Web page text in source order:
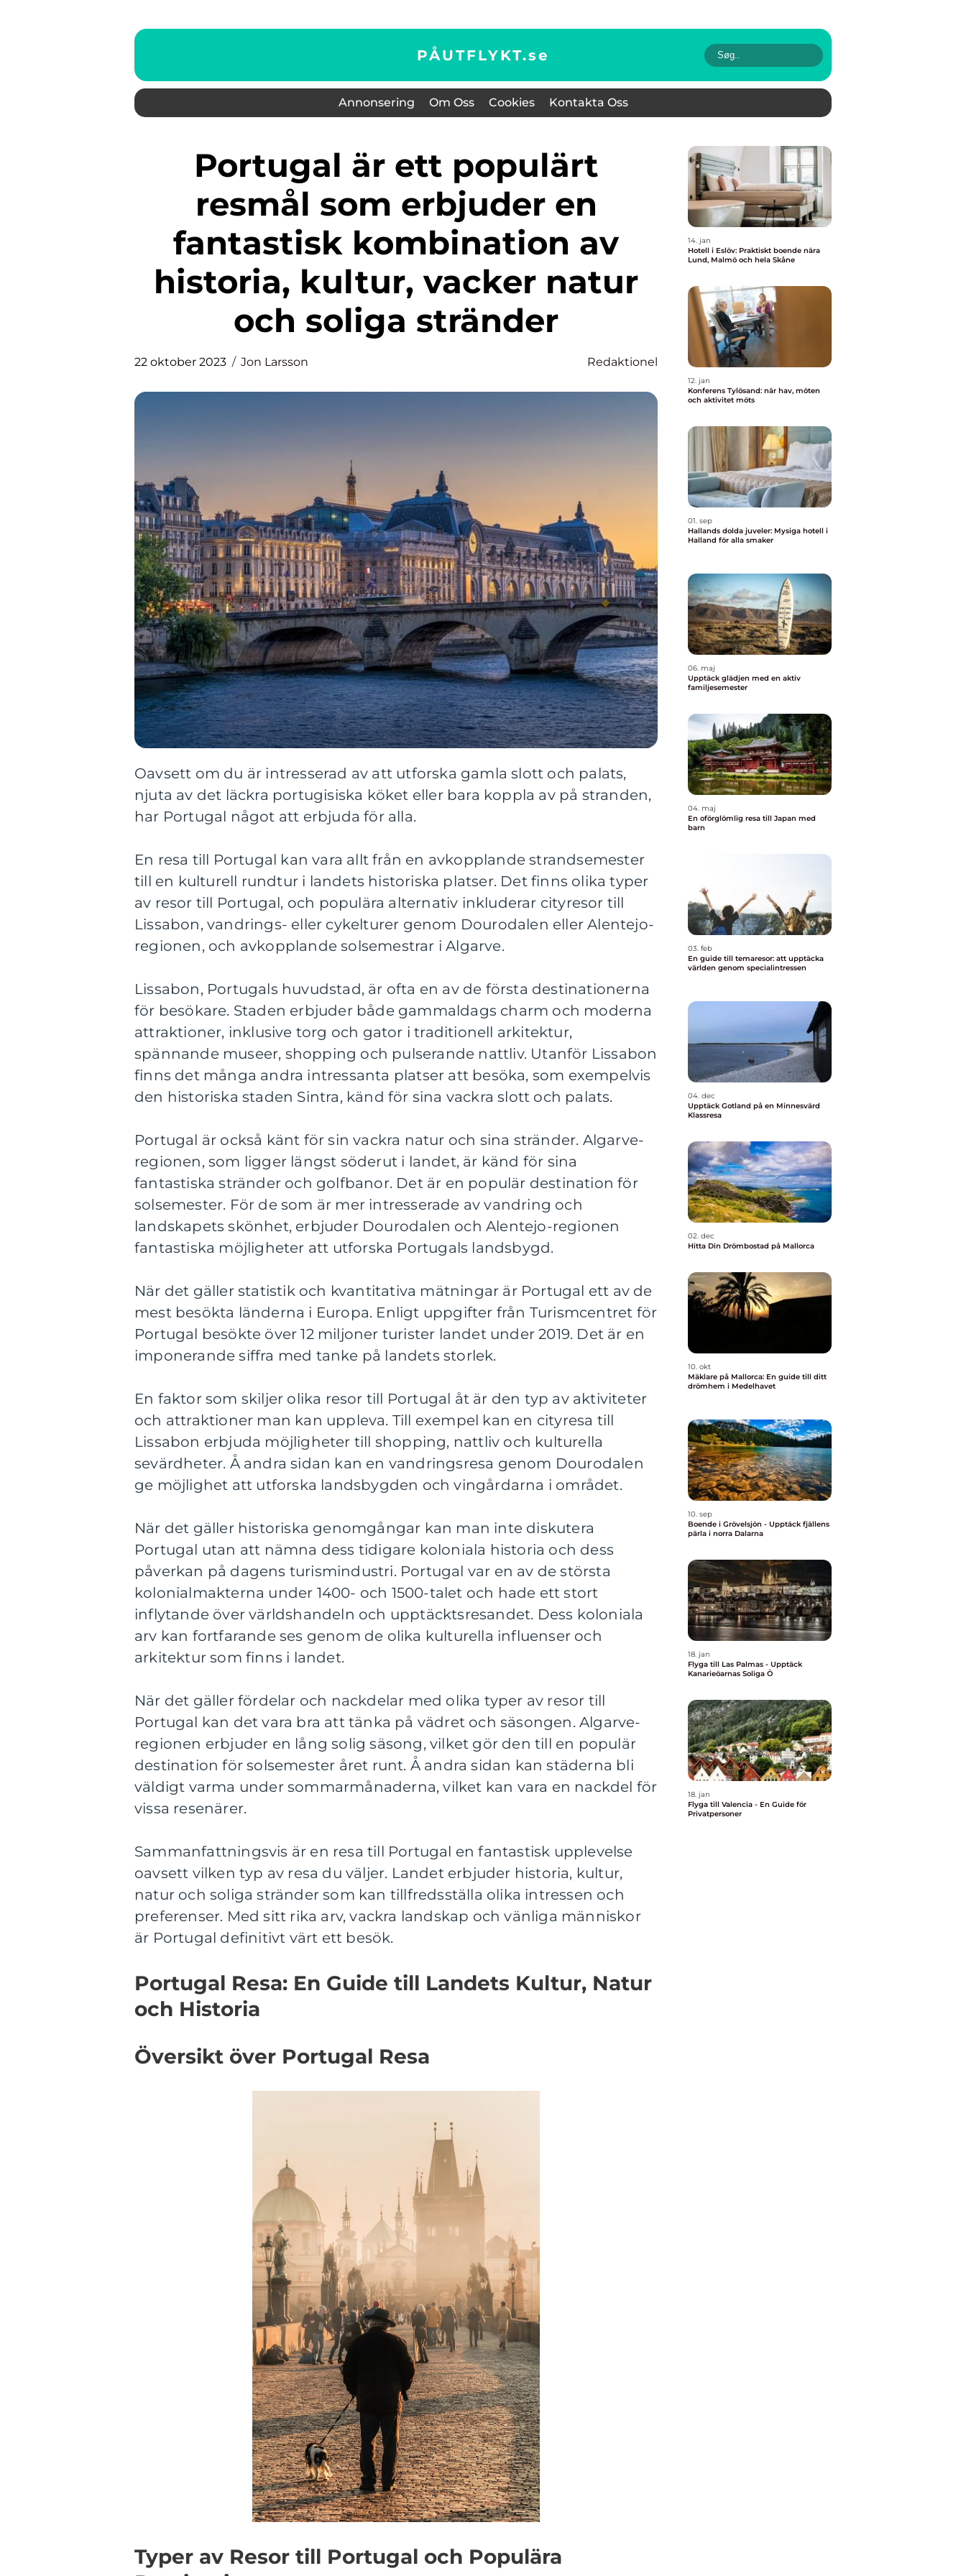
PÅUTFLYKT.se
Annonsering Om Oss Cookies Kontakta Oss
Portugal är ett populärt
resmål som erbjuder en
fantastisk kombination av
historia, kultur, vacker natur
och soliga stränder
22 oktober 2023 Jon Larsson Redaktionel
Oavsett om du är intresserad av att utforska gamla slott och palats,
njuta av det läckra portugisiska köket eller bara koppla av på stranden,
har Portugal något att erbjuda för alla.
En resa till Portugal kan vara allt från en avkopplande strandsemester
till en kulturell rundtur i landets historiska platser. Det finns olika typer
av resor till Portugal, och populära alternativ inkluderar cityresor till
Lissabon, vandrings- eller cykelturer genom Dourodalen eller Alentejo-
regionen, och avkopplande solsemestrar i Algarve.
Lissabon, Portugals huvudstad, är ofta en av de första destinationerna
för besökare. Staden erbjuder både gammaldags charm och moderna
attraktioner, inklusive torg och gator i traditionell arkitektur,
spännande museer, shopping och pulserande nattliv. Utanför Lissabon
finns det många andra intressanta platser att besöka, som exempelvis
den historiska staden Sintra, känd för sina vackra slott och palats.
Portugal är också känt för sin vackra natur och sina stränder. Algarve-
regionen, som ligger längst söderut i landet, är känd för sina
fantastiska stränder och golfbanor. Det är en populär destination för
solsemester. För de som är mer intresserade av vandring och
landskapets skönhet, erbjuder Dourodalen och Alentejo-regionen
fantastiska möjligheter att utforska Portugals landsbygd.
När det gäller statistik och kvantitativa mätningar är Portugal ett av de
mest besökta länderna i Europa. Enligt uppgifter från Turismcentret för
Portugal besökte över 12 miljoner turister landet under 2019. Det är en
imponerande siffra med tanke på landets storlek.
En faktor som skiljer olika resor till Portugal åt är den typ av aktiviteter
och attraktioner man kan uppleva. Till exempel kan en cityresa till
Lissabon erbjuda möjligheter till shopping, nattliv och kulturella
sevärdheter. Å andra sidan kan en vandringsresa genom Dourodalen
ge möjlighet att utforska landsbygden och vingårdarna i området.
När det gäller historiska genomgångar kan man inte diskutera
Portugal utan att nämna dess tidigare koloniala historia och dess
påverkan på dagens turismindustri. Portugal var en av de största
kolonialmakterna under 1400- och 1500-talet och hade ett stort
inflytande över världshandeln och upptäcktsresandet. Dess koloniala
arv kan fortfarande ses genom de olika kulturella influenser och
arkitektur som finns i landet.
När det gäller fördelar och nackdelar med olika typer av resor till
Portugal kan det vara bra att tänka på vädret och säsongen. Algarve-
regionen erbjuder en lång solig säsong, vilket gör den till en populär
destination för solsemester året runt. Å andra sidan kan städerna bli
väldigt varma under sommarmånaderna, vilket kan vara en nackdel för
vissa resenärer.
Sammanfattningsvis är en resa till Portugal en fantastisk upplevelse
oavsett vilken typ av resa du väljer. Landet erbjuder historia, kultur,
natur och soliga stränder som kan tillfredsställa olika intressen och
preferenser. Med sitt rika arv, vackra landskap och vänliga människor
är Portugal definitivt värt ett besök.
Portugal Resa: En Guide till Landets Kultur, Natur
och Historia
Översikt över Portugal Resa
Typer av Resor till Portugal och Populära
14. jan
Hotell i Eslöv: Praktiskt boende nära
Lund, Malmö och hela Skåne
12. jan
Konferens Tylösand: när hav, möten
och aktivitet möts
01. sep
Hallands dolda juveler: Mysiga hotell i
Halland för alla smaker
06. maj
Upptäck glädjen med en aktiv
familjesemester
04. maj
En oförglömlig resa till Japan med
barn
03. feb
En guide till temaresor: att upptäcka
världen genom specialintressen
04. dec
Upptäck Gotland på en Minnesvärd
Klassresa
02. dec
Hitta Din Drömbostad på Mallorca
10. okt
Mäklare på Mallorca: En guide till ditt
drömhem i Medelhavet
10. sep
Boende i Grövelsjön - Upptäck fjällens
pärla i norra Dalarna
18. jan
Flyga till Las Palmas - Upptäck
Kanarieöarnas Soliga Ö
18. jan
Flyga till Valencia - En Guide för
Privatpersoner